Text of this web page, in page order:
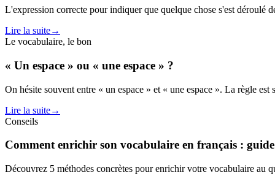
L'expression correcte pour indiquer que quelque chose s'est déroulé
Lire la suite→
Le vocabulaire, le bon
« Un espace » ou « une espace » ?
On hésite souvent entre « un espace » et « une espace ». La règle
Lire la suite→
Conseils
Comment enrichir son vocabulaire en français :
Découvrez 5 méthodes concrètes pour enrichir votre vocabulaire au